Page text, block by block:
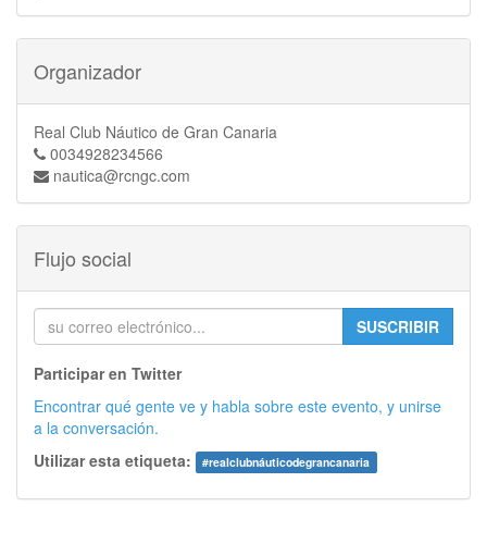
Organizador
Real Club Náutico de Gran Canaria
0034928234566
nautica@rcngc.com
Flujo social
SUSCRIBIR
Participar en Twitter
Encontrar qué gente ve y habla sobre este evento, y unirse
a la conversación.
Utilizar esta etiqueta:
#realclubnáuticodegrancanaria